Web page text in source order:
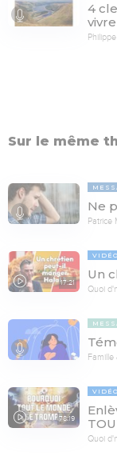
4
Sur le même
Ne
Patrice
17:21
VIDÉO
Un
Quoi
Famille
78:19
VIDÉO
Quoi